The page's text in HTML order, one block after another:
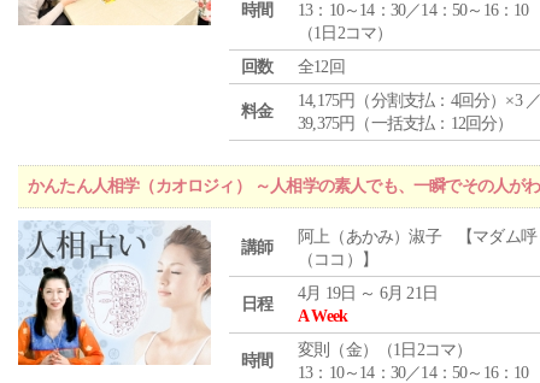
時間
13：10～14：30／14：50～16：10
（1日2コマ）
回数
全12回
料金
14,175円（分割支払：4回分）×3
39,375円（一括支払：12回分）
かんたん人相学（カオロジィ） ～人相学の素人でも、一瞬でその人が
講師
阿上（あかみ）淑子 【マダム呼
（ココ）】
日程
4月 19日 ～ 6月 21日
A Week
時間
変則（金）（1日2コマ）
13：10～14：30／14：50～16：10